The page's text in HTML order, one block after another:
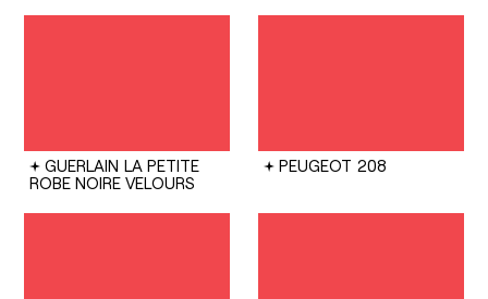
GUERLAIN LA PETITE
ROBE NOIRE VELOURS
PEUGEOT 208